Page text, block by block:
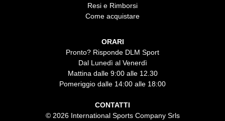
Resi e Rimborsi
Come acquistare
ORARI
Pronto? Risponde DLM Sport
Dal Lunedì al Venerdì
Mattina dalle 9:00 alle 12.30
Pomeriggio dalle 14:00 alle 18:00
CONTATTI
© 2026 International Sports Company Srls